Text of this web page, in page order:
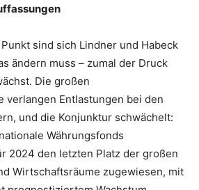
sind sich Lindner und Habeck
ändern muss – zumal der Druck
Die großen
verlangen Entlastungen bei den
und die Konjunktur schwächelt:
Währungsfonds
2024 den letzten Platz der großen
Wirtschaftsräume zugewiesen, mit